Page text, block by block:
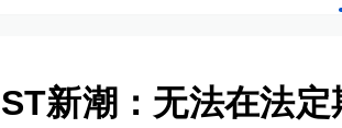
ST新潮：无法在法